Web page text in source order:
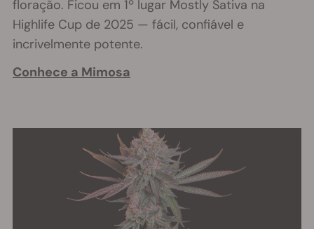
floração. Ficou em 1º lugar Mostly Sativa na
Highlife Cup de 2025 — fácil, confiável e
incrivelmente potente.
Conhece a Mimosa